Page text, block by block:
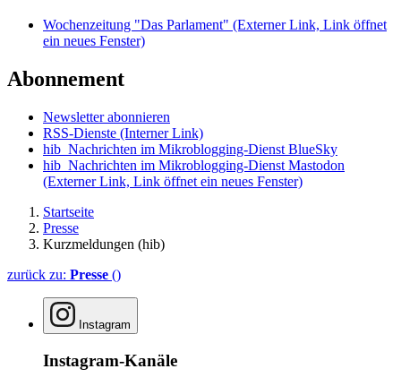
Wochenzeitung "Das Parlament" (Externer Link, Link öffnet
ein neues Fenster)
Abonnement
Newsletter abonnieren
RSS-Dienste (Interner Link)
hib_Nachrichten im Mikroblogging-Dienst BlueSky
hib_Nachrichten im Mikroblogging-Dienst Mastodon
(Externer Link, Link öffnet ein neues Fenster)
Startseite
Presse
Kurzmeldungen (hib)
zurück zu: Presse ()
Instagram
Instagram-Kanäle